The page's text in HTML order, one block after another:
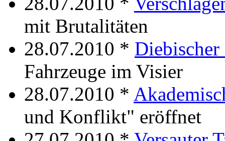
mit Brutalitäten
28.07.2010 * Diebischer
Fahrzeuge im Visier
28.07.2010 *
und Konflikt" eröffnet